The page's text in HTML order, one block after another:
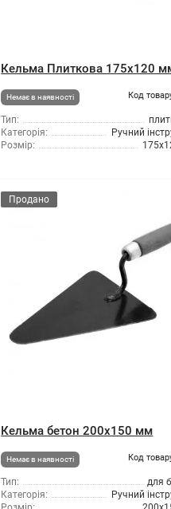
Кельма Плиткова 175x120
Немає в наявності Код
Тип:
Категорія:
Ручний
Розмір:
Продано
Кельма бетон 200x150 мм
Немає в наявності Код
Тип:
для
Категорія:
Ручний